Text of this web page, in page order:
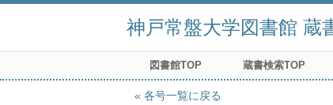
神戸常盤大学図書館 蔵
図書館TOP 蔵書検索TOP
各号一覧に戻る